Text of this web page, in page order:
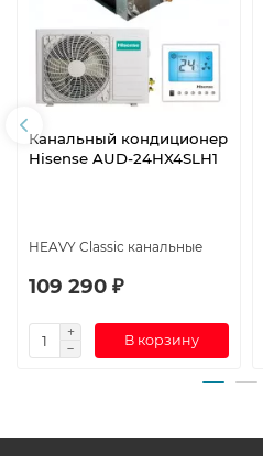
Канальный кондиционер
Hisense AUD-24HX4SLH1
HEAVY Classic канальные
109 290 ₽
В корзину